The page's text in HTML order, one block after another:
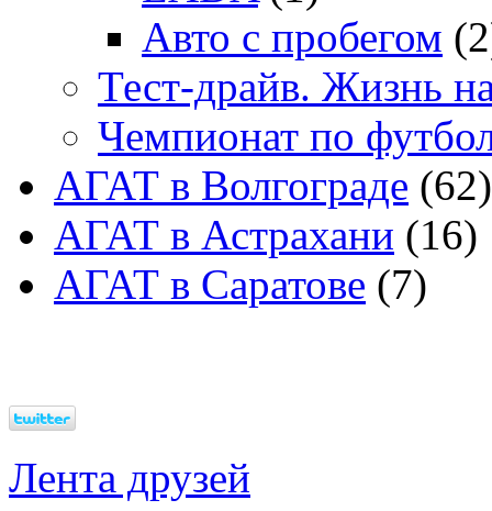
Авто с пробегом
Тест-драйв. Жизнь
Чемпионат по
АГАТ в Волгограде (62)
АГАТ в Астрахани (16)
АГАТ в Саратове (7)
Лента друзей